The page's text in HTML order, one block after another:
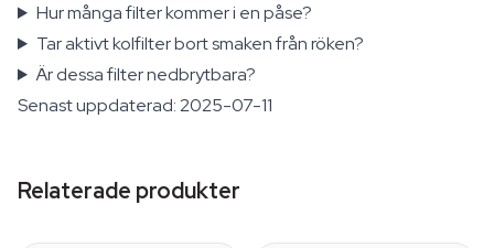
Hur många filter kommer i en påse?
Tar aktivt kolfilter bort smaken från röken?
Är dessa filter nedbrytbara?
Senast uppdaterad: 2025-07-11
Relaterade produkter